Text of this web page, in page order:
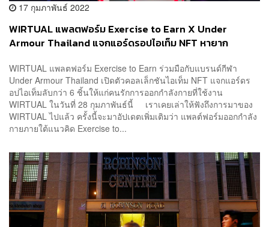
17 กุมภาพันธ์ 2022
WIRTUAL แพลตฟอร์ม Exercise to Earn X Under
Armour Thailand แจกแอร์ดรอปไอเท็ม NFT หายาก
WIRTUAL แพลตฟอร์ม Exercise to Earn ร่วมมือกับแบรนด์กีฬา
Under Armour Thailand เปิดตัวคอลเล็กชันไอเท็ม NFT แจกแอร์ดร
อปไอเท็มลับกว่า 6 ชิ้นให้แก่คนรักการออกกำลังกายที่ใช้งาน
WIRTUAL ในวันที่ 28 กุมภาพันธ์นี้ เราเคยเล่าให้ฟังถึงการมาของ
WIRTUAL ไปแล้ว ครั้งนี้จะมาอัปเดตเพิ่มเติมว่า แพลต์ฟอร์มออกกำลัง
กายภายใต้แนวคิด Exercise to...